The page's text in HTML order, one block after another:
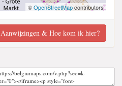
©OpenStreetMapcontributors
Aanwijzingen & Hoe kom ik hier?